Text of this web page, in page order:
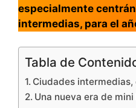
especialmente
intermedias, para el
Tabla de
Ciudades
Una nueva era de